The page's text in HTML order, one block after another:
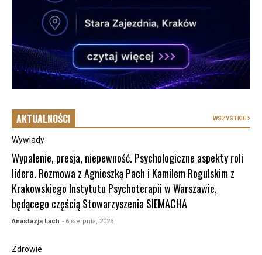
AKTUALNOŚCI WSZYSTKIE
Wywiady
Wypalenie, presja, niepewność. Psychologiczne aspekty roli
lidera. Rozmowa z Agnieszką Pach i Kamilem Rogulskim z
Krakowskiego Instytutu Psychoterapii w Warszawie,
będącego częścią Stowarzyszenia SIEMACHA
Anastazja Lach - 6 sierpnia, 2026
Zdrowie